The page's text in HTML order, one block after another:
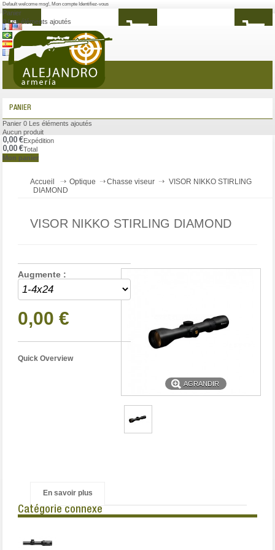
Default welcome msg!, Mon compte Identifiez-vous
Panier
0 Les éléments ajoutés
MENU
PANIER
Panier 0 Les éléments ajoutés
Aucun produit
0,00 €Expédition
0,00 €Total
Mon panier
Accueil Optique Chasse viseur
VISOR NIKKO STIRLING
DIAMOND
VISOR NIKKO STIRLING DIAMOND
AGRANDIR
Augmente :
0,00 €
Quick Overview
En savoir plus
Catégorie connexe